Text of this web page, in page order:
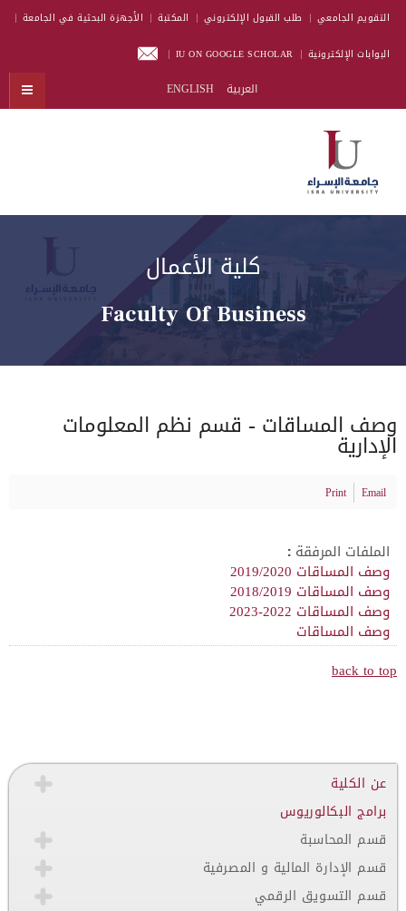
التقويم الجامعي طلب القبول الإلكتروني المكتبة الأجهزة البحثية في الجامعة
البوابات الإلكترونية IU ON GOOGLE SCHOLAR
العربية ENGLISH
كلية الأعمال
Faculty Of Business
وصف المساقات - قسم نظم المعلومات
الإدارية
Print Email
الملفات المرفقة :
وصف المساقات 2019/2020
وصف المساقات 2018/2019
وصف المساقات 2022-2023
وصف المساقات
back to top
عن الكلية
برامج البكالوريوس
قسم المحاسبة
قسم الإدارة المالية و المصرفية
قسم التسويق الرقمي